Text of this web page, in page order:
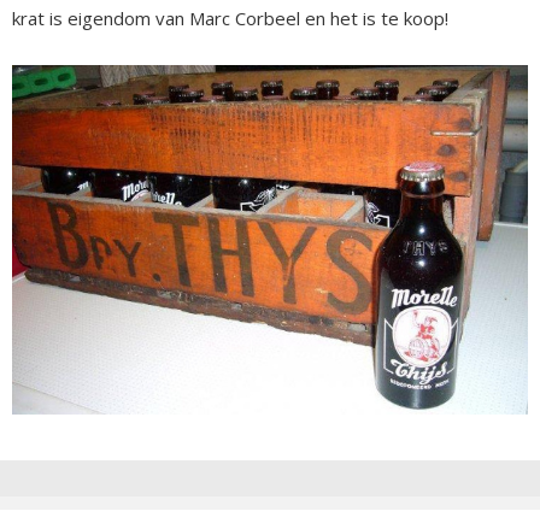
krat is eigendom van Marc Corbeel en het is te koop!